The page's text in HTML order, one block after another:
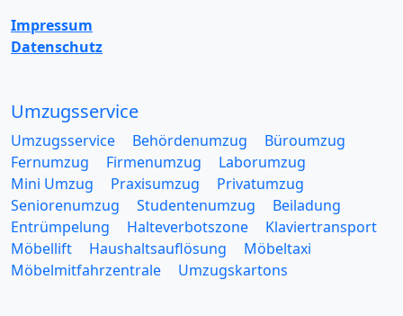
Impressum
Datenschutz
Umzugsservice
Umzugsservice Behördenumzug
Büroumzug
Fernumzug
Firmenumzug
Laborumzug
Mini Umzug
Praxisumzug
Privatumzug
Seniorenumzug
Studentenumzug
Beiladung
Entrümpelung
Halteverbotszone
Klaviertransport
Möbellift
Haushaltsauflösung
Möbeltaxi
Möbelmitfahrzentrale
Umzugskartons